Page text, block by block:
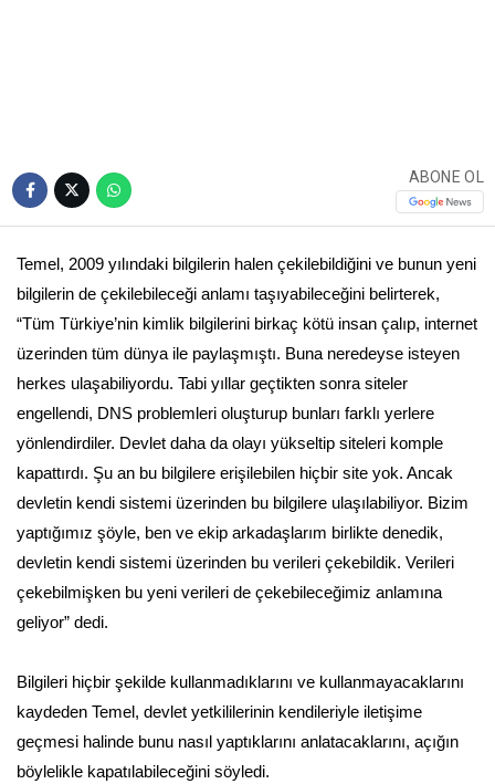
ABONE OL
Temel, 2009 yılındaki bilgilerin halen çekilebildiğini ve bunun yeni
bilgilerin de çekilebileceği anlamı taşıyabileceğini belirterek,
“Tüm Türkiye’nin kimlik bilgilerini birkaç kötü insan çalıp, internet
üzerinden tüm dünya ile paylaşmıştı. Buna neredeyse isteyen
herkes ulaşabiliyordu. Tabi yıllar geçtikten sonra siteler
engellendi, DNS problemleri oluşturup bunları farklı yerlere
yönlendirdiler. Devlet daha da olayı yükseltip siteleri komple
kapattırdı. Şu an bu bilgilere erişilebilen hiçbir site yok. Ancak
devletin kendi sistemi üzerinden bu bilgilere ulaşılabiliyor. Bizim
yaptığımız şöyle, ben ve ekip arkadaşlarım birlikte denedik,
devletin kendi sistemi üzerinden bu verileri çekebildik. Verileri
çekebilmişken bu yeni verileri de çekebileceğimiz anlamına
geliyor” dedi.
Bilgileri hiçbir şekilde kullanmadıklarını ve kullanmayacaklarını
kaydeden Temel, devlet yetkililerinin kendileriyle iletişime
geçmesi halinde bunu nasıl yaptıklarını anlatacaklarını, açığın
böylelikle kapatılabileceğini söyledi.